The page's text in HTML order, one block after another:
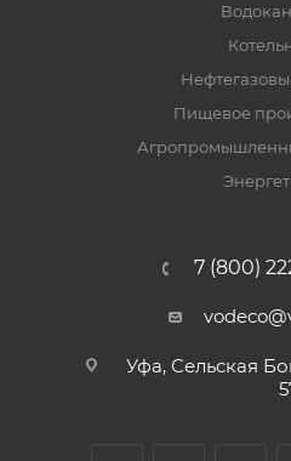
Пищевое
7 (800)
Уфа, Сельская